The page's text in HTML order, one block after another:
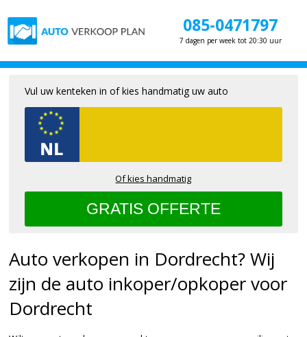
085-0471797
7 dagen per week tot 20:30 uur
Auto verkopen in Dordrecht? Wij
zijn de auto inkoper/opkoper voor
Dordrecht
Vul uw kenteken in of kies handmatig uw auto
Of kies handmatig